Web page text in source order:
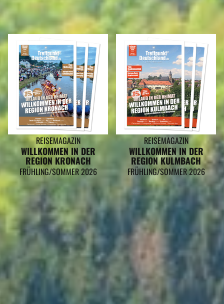
REISEMAGAZIN
WILLKOMMEN IN DER
REGION KRONACH
FRÜHLING/SOMMER 2026
REISEMAGAZIN
WILLKOMMEN IN DER
REGION KULMBACH
FRÜHLING/SOMMER 2026
LUDWIGSSTADT GEHÖRT ZU DEN
REGIONEN